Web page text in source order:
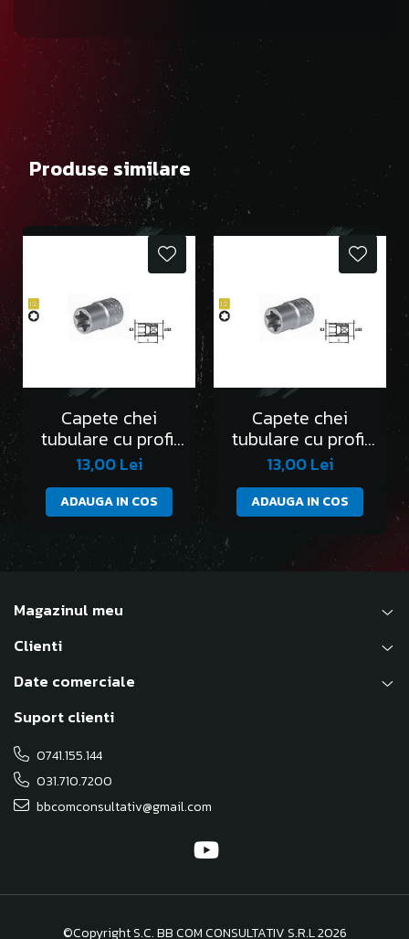
Produse similare
Capete chei
tubulare cu profil
Torx 1/2” E10
13,00 Lei
ADAUGA IN COS
Capete chei
tubulare cu profil
Torx 1/2” E11
13,00 Lei
ADAUGA IN COS
Magazinul meu
Clienti
Date comerciale
Suport clienti
0741.155.144
031.710.7200
bbcomconsultativ@gmail.com
©Copyright S.C. BB COM CONSULTATIV S.R.L 2026